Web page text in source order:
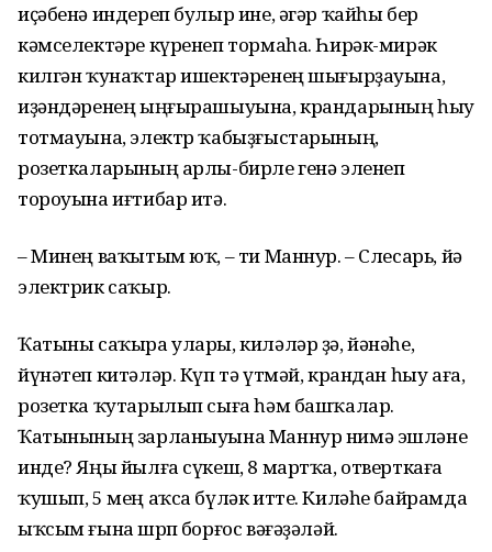
иҫәбенә индереп булыр ине, әгәр ҡайһы бер
кәмселектәре күренеп тормаһа. Һирәк-мирәк
килгән ҡунаҡтар ишектәренең шығырҙауына,
иҙәндәренең ыңғырашыуына, крандарының һыу
тотмауына, электр ҡабыҙғыстарының,
розеткаларының арлы-бирле генә эленеп
тороуына иғтибар итә.
– Минең ваҡытым юҡ, – ти Маннур. – Слесарь, йә
электрик саҡыр.
Ҡатыны саҡыра улары, киләләр ҙә, йәнәһе,
йүнәтеп китәләр. Күп тә үтмәй, крандан һыу аға,
розетка ҡутарылып сыға һәм башҡалар.
Ҡатынының зарланыуына Маннур нимә эшләне
инде? Яңы йылға сүкеш, 8 мартҡа, отверткаға
ҡушып, 5 мең аҡса бүләк итте. Киләһе байрамда
ыҡсым ғына шөрөп борғос вәғәҙәләй.